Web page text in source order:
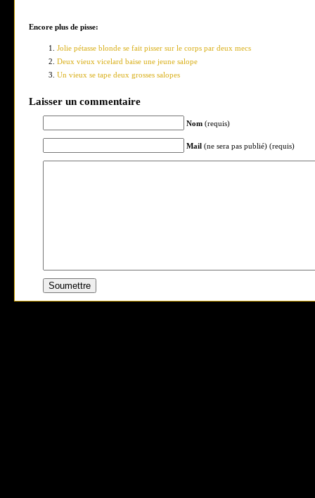
Encore plus de pisse:
Jolie pétasse blonde se fait pisser sur le corps par deux mecs
Deux vieux vicelard baise une jeune salope
Un vieux se tape deux grosses salopes
Laisser un commentaire
Nom (requis)
Mail (ne sera pas publié) (requis)